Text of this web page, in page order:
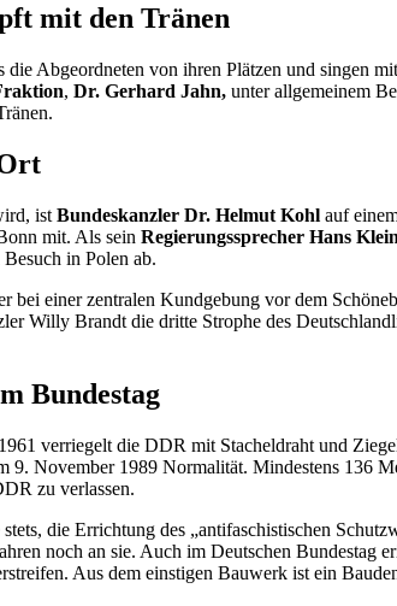
mit den Tränen
die Abgeordneten von ihren Plätzen und singen
, Dr. Gerhard Jahn, unter allgemeinem
ist Bundeskanzler Dr. Helmut Kohl auf
mit. Als sein Regierungssprecher Hans Klein
in Polen ab.
bei einer zentralen Kundgebung vor dem
Willy Brandt die dritte Strophe des
Bundestag
verriegelt die DDR mit Stacheldraht und
9. November 1989 Normalität. Mindestens 136
zu verlassen.
die Errichtung des „antifaschistischen
noch an sie. Auch im Deutschen
Aus dem einstigen Bauwerk ist ein